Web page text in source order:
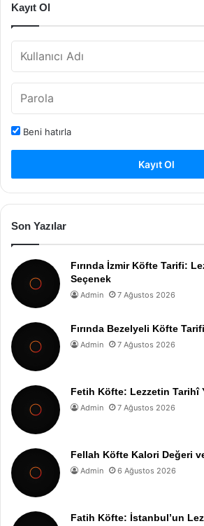
Kayıt Ol
Beni hatırla
Kayıt Ol
Son Yazılar
Fırında İzmir Köfte Tarifi:
Seçenek
Admin 7 Ağustos 2026
Fırında Bezelyeli Köfte Tarifi
Admin 7 Ağustos 2026
Fetih Köfte: Lezzetin Tarihî
Admin 7 Ağustos 2026
Fellah Köfte Kalori Değeri
Admin 6 Ağustos 2026
Fatih Köfte: İstanbul’un